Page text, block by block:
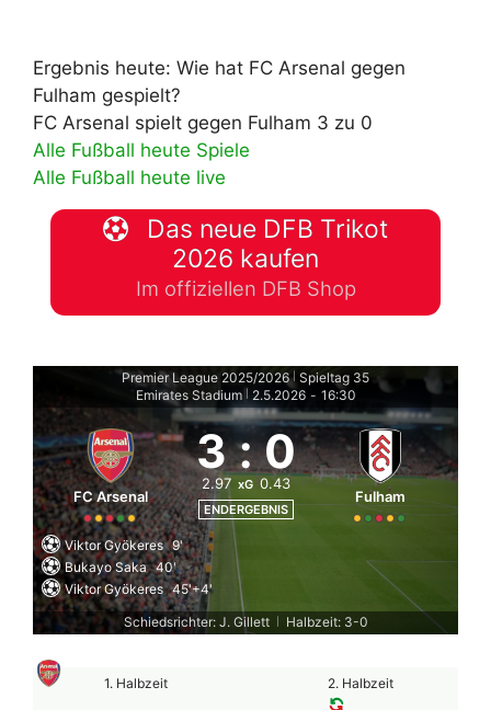
Ergebnis heute: Wie hat FC Arsenal gegen
Fulham gespielt?
FC Arsenal spielt gegen Fulham 3 zu 0
Alle Fußball heute Spiele
Alle Fußball heute live
Das neue DFB Trikot
2026 kaufen
Im offiziellen DFB Shop
Premier League 2025/2026 Spieltag 35
Emirates Stadium
2.5.2026 - 16:30
FC Arsenal
3 :0
2.97 xG 0.43
ENDERGEBNIS
Fulham
Viktor Gyökeres 9'
Bukayo Saka 40'
Viktor Gyökeres 45'+4'
Schiedsrichter: J. Gillett
Halbzeit: 3-0
1. Halbzeit 2. Halbzeit